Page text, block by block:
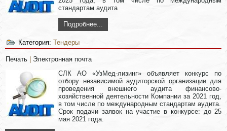
стандартам аудита
Подробнее...
Категория:Тендеры
Печать
Электронная почта
СЛК АО «УзМед-лизинг» объявляет конкурс по
отбору независимой аудиторской организации для
проведения внешнего аудита финансово-
хозяйственной деятельности Компании за 2021 год,
в том числе по международным стандартам аудита.
Срок подачи заявок на участие в конкурсе: до 25
мая 2021 года.